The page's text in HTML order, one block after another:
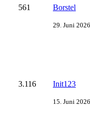
561 Borstel
29. Juni
3.116 Init123
15. Juni